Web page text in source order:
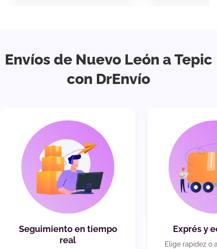
Envíos de Nuevo León a Tepic
con DrEnvío
Seguimiento en tiempo
real
Exprés y
Elige rapidez o